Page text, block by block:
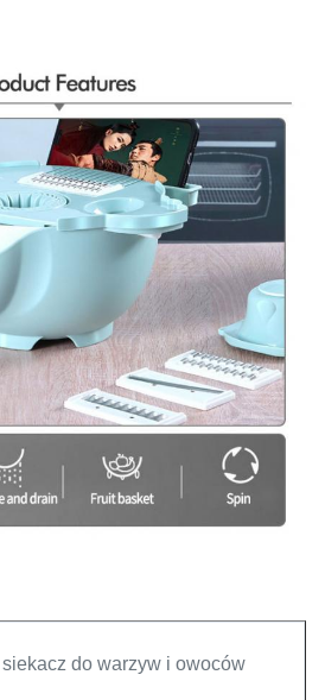
siekacz do warzyw i owoców